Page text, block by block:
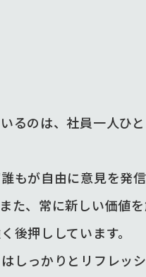
るのは、社員一人ひ
もが自由に意見を発
た、常に新しい価値
後押ししています。
しっかりとリフレッ